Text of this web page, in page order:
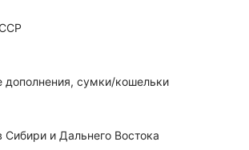
сумки/кошельки
Сибири и Дальнего Востока